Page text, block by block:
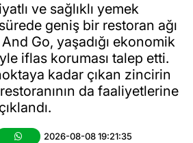
ve sağlıklı yemek
geniş bir restoran ağı
Go, yaşadığı ekonomik
iflas koruması talep etti.
kadar çıkan zincirin
da faaliyetlerine
2026-08-08 19:21:35